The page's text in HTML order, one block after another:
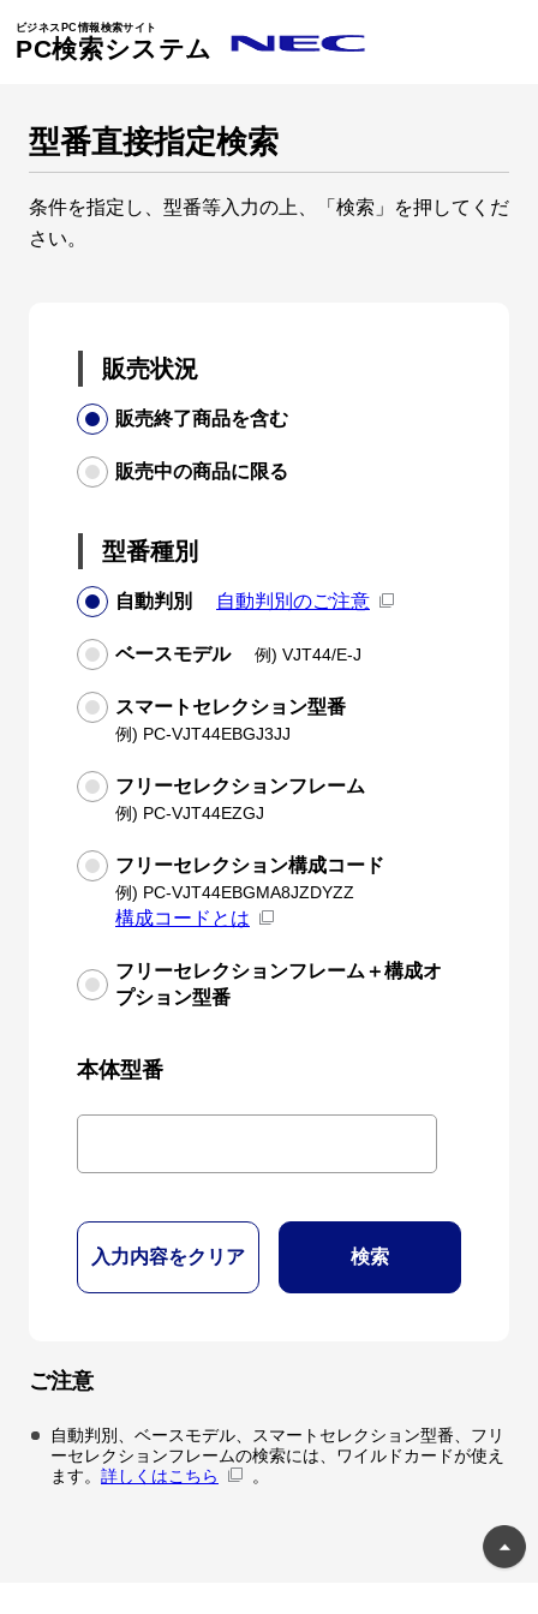
ビジネスPC情報検索サイト
PC検索システム
型番直接指定検索
条件を指定し、型番等入力の上、「検索」を押してくだ
さい。
販売状況
販売終了商品を含む
販売中の商品に限る
型番種別
自動判別 自動判別のご注意
ベースモデル 例) VJT44/E-J
スマートセレクション型番
例) PC-VJT44EBGJ3JJ
フリーセレクションフレーム
例) PC-VJT44EZGJ
フリーセレクション構成コード
例) PC-VJT44EBGMA8JZDYZZ
構成コードとは
フリーセレクションフレーム＋構成オ
プション型番
本体型番
入力内容をクリア 検索
ご注意
自動判別、ベースモデル、スマートセレクション型番、フリ
ーセレクションフレームの検索には、ワイルドカードが使え
ます。 詳しくはこちら 。